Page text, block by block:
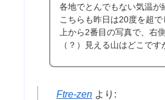
各地でとんでもない気温が
こちらも昨日は20度を超で
上から2番目の写真で、右
（？）見える山はどこです
Ftre-zen より: